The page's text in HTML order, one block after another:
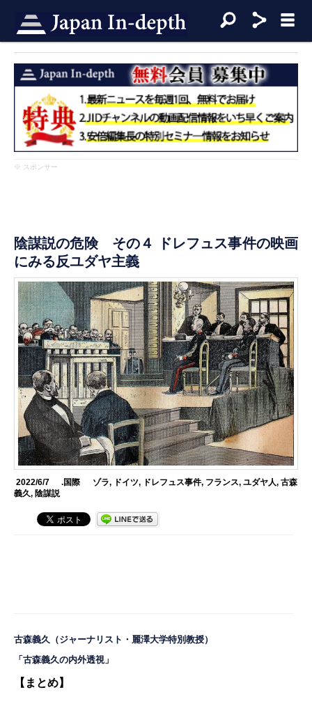
※ スポンサー
陰謀説の危険 その４ ドレフュス事件の映画
にみる反ユダヤ主義
2022/6/7 .国際 ゾラ, ドイツ, ドレフュス事件, フランス, ユダヤ人, 古森
義久, 陰謀説
古森義久
（ジャーナリスト・麗澤大学特別教授）
「古森義久の内外透視」
【まとめ】